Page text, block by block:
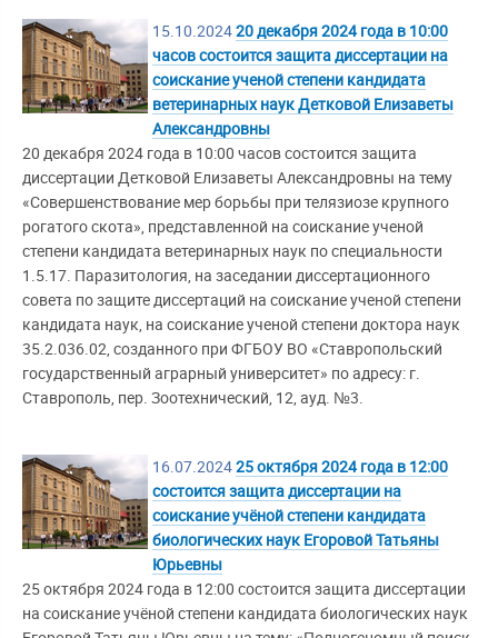
15.10.202420 декабря 2024 года в 10:00
часов состоится защита диссертации на
соискание ученой степени кандидата
ветеринарных наук Детковой Елизаветы
Александровны
20 декабря 2024 года в 10:00 часов состоится защита
диссертации Детковой Елизаветы Александровны на тему
«Совершенствование мер борьбы при телязиозе крупного
рогатого скота», представленной на соискание ученой
степени кандидата ветеринарных наук по специальности
1.5.17. Паразитология, на заседании диссертационного
совета по защите диссертаций на соискание ученой степени
кандидата наук, на соискание ученой степени доктора наук
35.2.036.02, созданного при ФГБОУ ВО «Ставропольский
государственный аграрный университет» по адресу: г.
Ставрополь, пер. Зоотехнический, 12, ауд. №3.
16.07.202425 октября 2024 года в 12:00
состоится защита диссертации на
соискание учёной степени кандидата
биологических наук Егоровой Татьяны
Юрьевны
25 октября 2024 года в 12:00 состоится защита диссертации
на соискание учёной степени кандидата биологических наук